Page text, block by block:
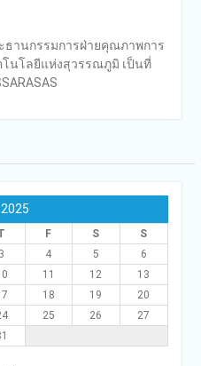
ธานกรรมการฝ่ายคุณภาพการ
นโลยีแห่งสุวรรณภูมิ เป็นที่
F S
S
3 4 5
6
11 12
13
18 19
20
25 26
27